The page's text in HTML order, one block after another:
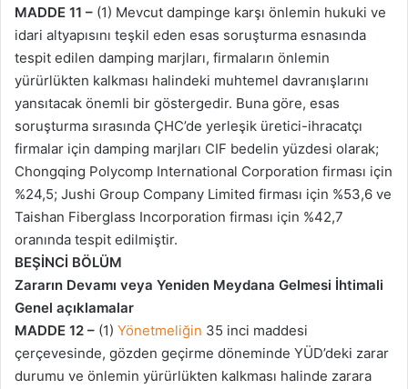
MADDE 11 – (1) Mevcut dampinge karşı önlemin hukuki ve
idari altyapısını teşkil eden esas soruşturma esnasında
tespit edilen damping marjları, firmaların önlemin
yürürlükten kalkması halindeki muhtemel davranışlarını
yansıtacak önemli bir göstergedir. Buna göre, esas
soruşturma sırasında ÇHC’de yerleşik üretici-ihracatçı
firmalar için damping marjları CIF bedelin yüzdesi olarak;
Chongqing Polycomp International Corporation firması için
%24,5; Jushi Group Company Limited firması için %53,6 ve
Taishan Fiberglass Incorporation firması için %42,7
oranında tespit edilmiştir.
BEŞİNCİ BÖLÜM
Zararın Devamı veya Yeniden Meydana Gelmesi İhtimali
Genel açıklamalar
MADDE 12 – (1) Yönetmeliğin 35 inci maddesi
çerçevesinde, gözden geçirme döneminde YÜD’deki zarar
durumu ve önlemin yürürlükten kalkması halinde zarara